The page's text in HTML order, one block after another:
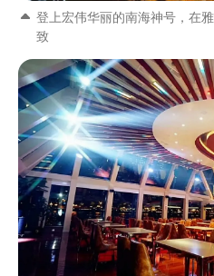
登上宏伟华丽的南海神号，在
致